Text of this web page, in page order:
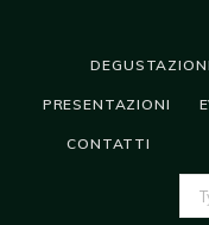
DEGUSTAZIONI
PRESENTAZIONI
CONTATTI
FOR: